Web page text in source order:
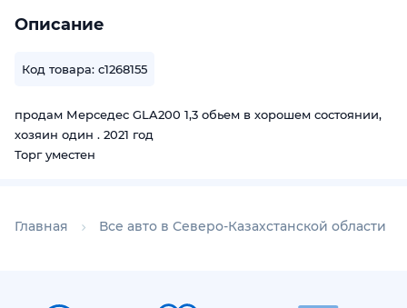
Описание
Код товара: c1268155
продам Мерседес GLA200 1,3 обьем в хорошем состоянии,
хозяин один . 2021 год
Торг уместен
Главная Все авто в Северо-Казахстанской области